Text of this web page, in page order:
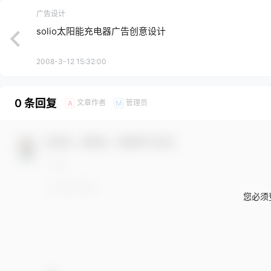
广告设计
solio太阳能充电器广告创意设计
2008-3-12 15:32:00
0 条回复 A 文章作者 M 管理员
您必须